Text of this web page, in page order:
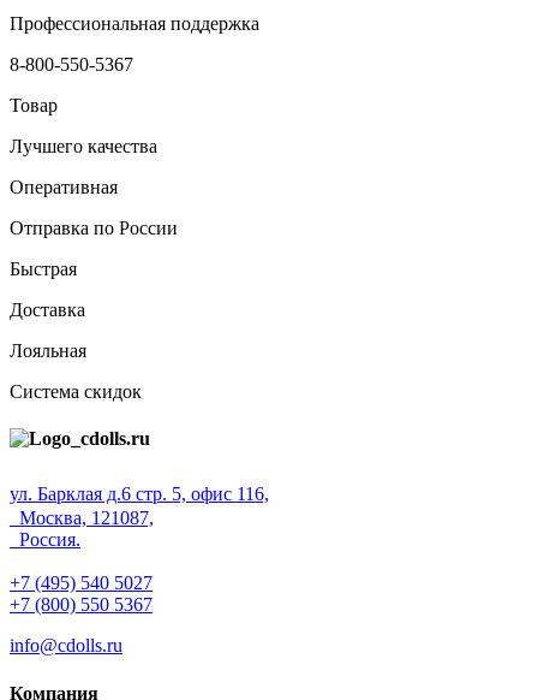
Профессиональная поддержка
8-800-550-5367
Товар
Лучшего качества
Оперативная
Отправка по России
Быстрая
Доставка
Лояльная
Система скидок
ул. Барклая д.6 стр. 5, офис 116,
Москва, 121087,
Россия.
+7 (495) 540 5027
+7 (800) 550 5367
info@cdolls.ru
Компания